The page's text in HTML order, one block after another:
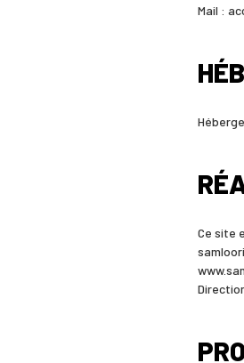
Mail :
Ce site